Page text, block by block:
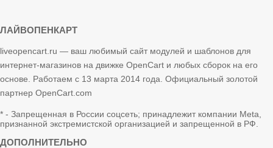
ЛАЙВОПЕНКАРТ
liveopencart.ru — ваш любимый сайт модулей и шаблонов для
интернет-магазинов на движке OpenCart и любых сборок на его
основе. Работаем с 13 марта 2014 года. Официальный золотой
партнер OpenCart.com
* - Запрещенная в России соцсеть; принадлежит компании Meta,
признанной экстремистской организацией и запрещенной в РФ.
ДОПОЛНИТЕЛЬНО